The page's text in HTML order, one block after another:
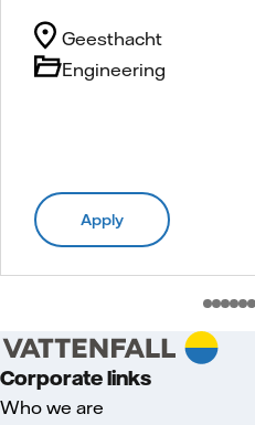
Engineering
Geesthacht
Apply
Corporate links
Who we are